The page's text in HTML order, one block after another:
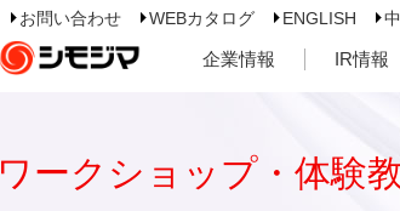
お問い合わせ WEBカタログ ENGLISH
企業情報 IR情報
ワークショップ・体験